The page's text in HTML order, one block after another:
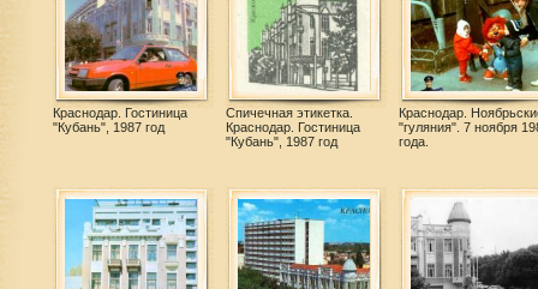
Краснодар. Гостиница
"Кубань", 1987 год
Спичечная этикетка.
Краснодар. Гостиница
"Кубань", 1987 год
Краснодар.
"гуляния". 7 ноября
года.